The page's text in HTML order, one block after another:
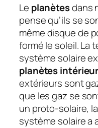
Le planètesdans
pense qu’ils se
même disque de
formé le soleil. La
système solaire
planètes
extérieurs sont
que les gaz se
un proto-solaire,
système solaire a